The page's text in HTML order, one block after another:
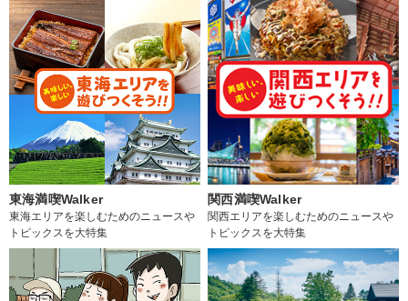
東海満喫Walker
東海エリアを楽しむためのニュースや
トピックスを大特集
関西満喫Walker
関西エリアを楽しむためのニュースや
トピックスを大特集